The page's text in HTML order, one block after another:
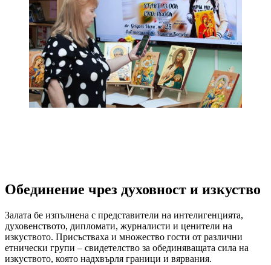
Обединение чрез духовност и изкуство
Залата бе изпълнена с представители на интелигенцията,
духовенството, дипломати, журналисти и ценители на
изкуството. Присъстваха и множество гости от различни
етнически групи – свидетелство за обединяващата сила на
изкуството, която надхвърля граници и вярвания.